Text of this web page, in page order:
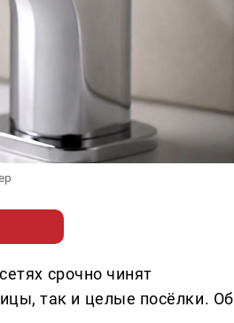
срочно чинят
так и целые посёлки. Об